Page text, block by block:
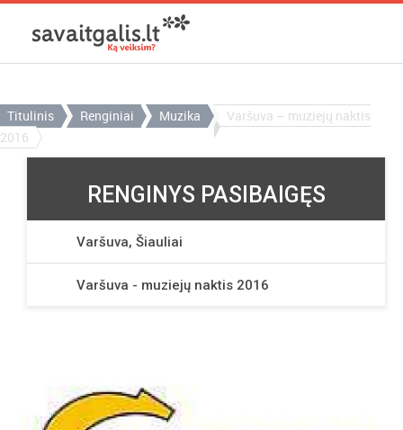
Titulinis Renginiai Muzika
Varšuva – muziejų naktis
2016
RENGINYS PASIBAIGĘS
Varšuva, Šiauliai
Varšuva - muziejų naktis 2016